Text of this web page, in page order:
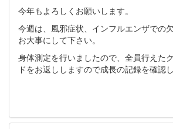
今年もよろしくお願いします。
今週は、風邪症状、インフルエンザでの
お大事にして下さい。
身体測定を行いましたので、全員行えた
ドをお返ししますので成長の記録を確認